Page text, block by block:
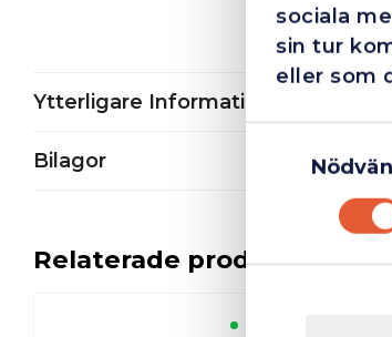
sociala
sin tur
eller som
Ytterligare Information
Bilagor
Relaterade produkter